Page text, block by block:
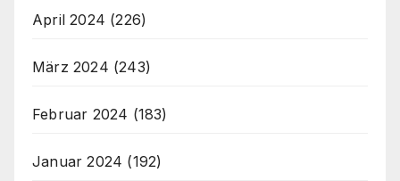
April 2024 (226)
März 2024 (243)
Februar 2024 (183)
Januar 2024 (192)